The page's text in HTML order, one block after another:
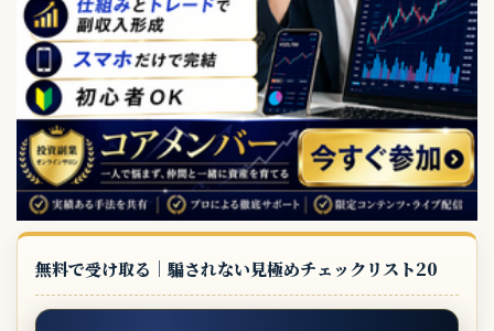
無料で受け取る｜騙されない見極めチェックリスト20